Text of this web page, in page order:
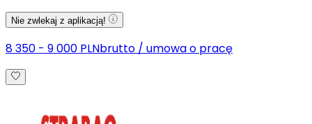
Nie zwlekaj z aplikacją!
8 350 - 9 000 PLNbrutto / umowa o pracę